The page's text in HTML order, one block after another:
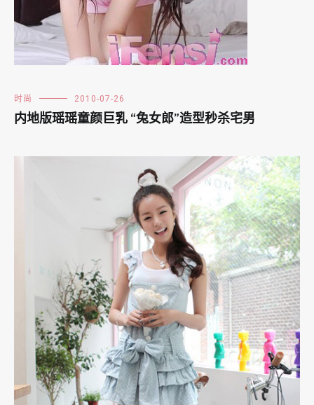
时尚 2010-07-26
内地版瑶瑶童颜巨乳 “兔女郎”造型秒杀宅男